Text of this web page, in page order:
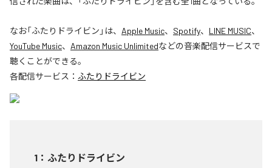
なお「ふたりドライビン 」は、 Apple Music、 Spotify、 LINE MUSIC、
YouTube Music、 Amazon Music Unlimitedなどの音楽配信サービスで
聴くことができる。
各配信サービス： ふたりドライビン
1 ： ふたりドライビン